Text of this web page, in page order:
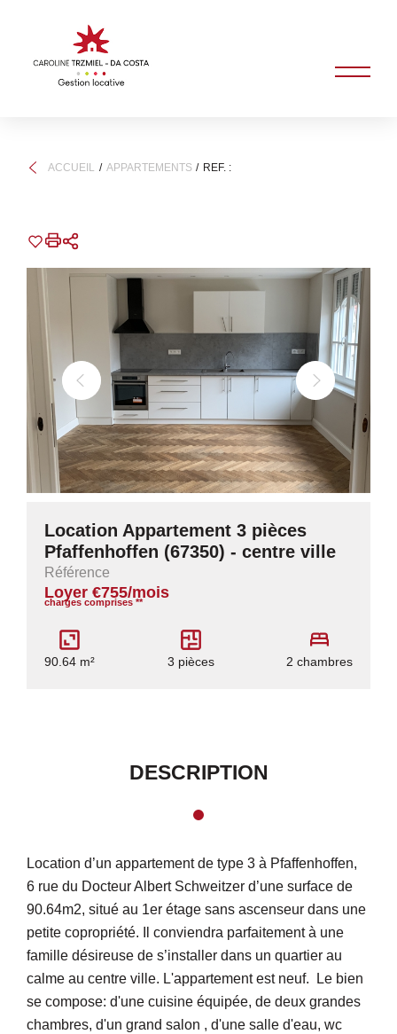
ACCUEIL APPARTEMENTS REF. :
Location Appartement 3 pièces
Pfaffenhoffen (67350) - centre ville
Référence
Loyer €755/mois
charges comprises **
90.64 m² 3 pièces 2 chambres
DESCRIPTION
Location d’un appartement de type 3 à Pfaffenhoffen,
6 rue du Docteur Albert Schweitzer d’une surface de
90.64m2, situé au 1er étage sans ascenseur dans une
petite copropriété. Il conviendra parfaitement à une
famille désireuse de s’installer dans un quartier au
calme au centre ville. L'appartement est neuf. Le bien
se compose: d'une cuisine équipée, de deux grandes
chambres, d'un grand salon , d'une salle d'eau, wc